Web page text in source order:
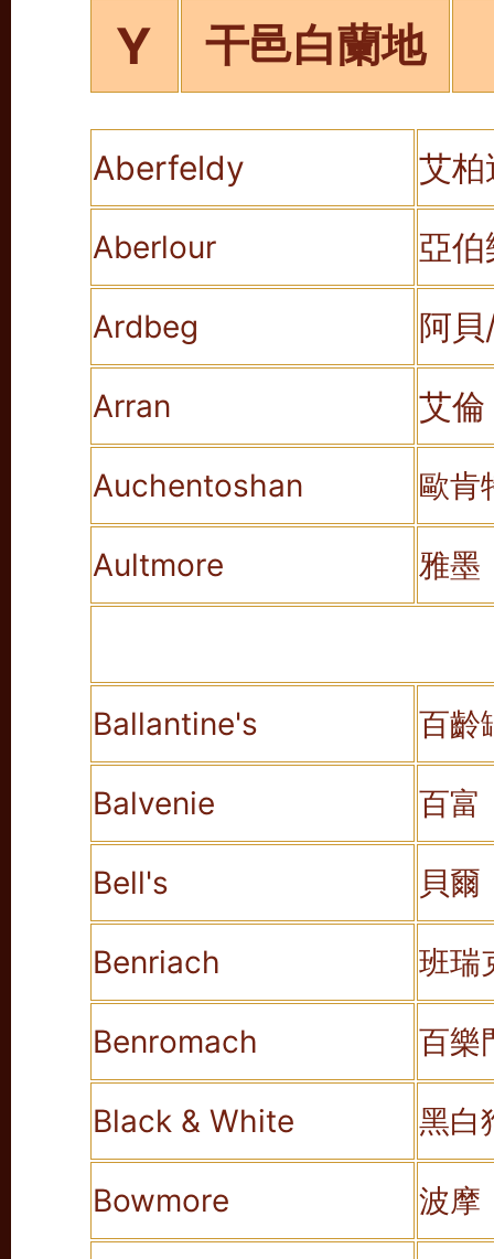
Y
干邑白蘭地
Aberfeldy 艾柏
Aberlour 亞伯
Ardbeg 阿
Arran 艾倫
Auchentoshan 歐肯
Aultmore 雅墨
Ballantine's 百齡
Balvenie 百富
Bell's 貝爾
Benriach 班瑞
Benromach 百樂
Black & White 黑白
Bowmore 波摩